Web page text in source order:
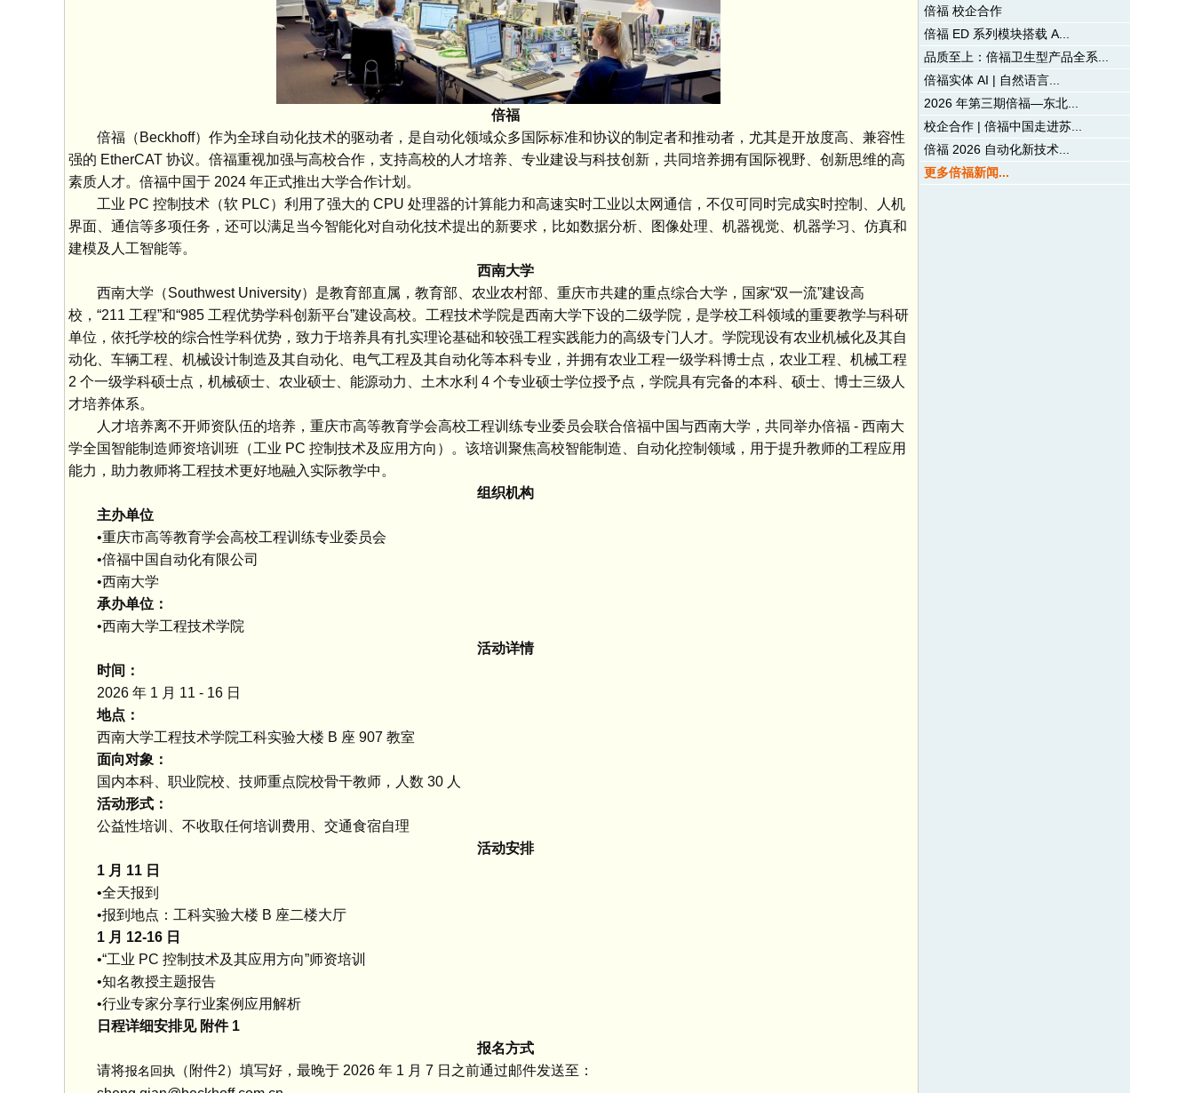
倍福
倍福（Beckhoff）作为全球自动化技术的驱动者，是自动化领域众多国际标准和协议的制定者和推动者，尤其是开放度高、兼容性
强的 EtherCAT 协议。倍福重视加强与高校合作，支持高校的人才培养、专业建设与科技创新，共同培养拥有国际视野、创新思维的高
素质人才。倍福中国于 2024 年正式推出大学合作计划。
工业 PC 控制技术（软 PLC）利用了强大的 CPU 处理器的计算能力和高速实时工业以太网通信，不仅可同时完成实时控制、人机
界面、通信等多项任务，还可以满足当今智能化对自动化技术提出的新要求，比如数据分析、图像处理、机器视觉、机器学习、仿真和
建模及人工智能等。
西南大学
西南大学（Southwest University）是教育部直属，教育部、农业农村部、重庆市共建的重点综合大学，国家“双一流”建设高
校，“211 工程”和“985 工程优势学科创新平台”建设高校。工程技术学院是西南大学下设的二级学院，是学校工科领域的重要教学与科研
单位，依托学校的综合性学科优势，致力于培养具有扎实理论基础和较强工程实践能力的高级专门人才。学院现设有农业机械化及其自
动化、车辆工程、机械设计制造及其自动化、电气工程及其自动化等本科专业，并拥有农业工程一级学科博士点，农业工程、机械工程
2 个一级学科硕士点，机械硕士、农业硕士、能源动力、土木水利 4 个专业硕士学位授予点，学院具有完备的本科、硕士、博士三级人
才培养体系。
人才培养离不开师资队伍的培养，重庆市高等教育学会高校工程训练专业委员会联合倍福中国与西南大学，共同举办倍福 - 西南大
学全国智能制造师资培训班（工业 PC 控制技术及应用方向）。该培训聚焦高校智能制造、自动化控制领域，用于提升教师的工程应用
能力，助力教师将工程技术更好地融入实际教学中。
组织机构
主办单位
•重庆市高等教育学会高校工程训练专业委员会
•倍福中国自动化有限公司
•西南大学
承办单位：
•西南大学工程技术学院
活动详情
时间：
2026 年 1 月 11 - 16 日
地点：
西南大学工程技术学院工科实验大楼 B 座 907 教室
面向对象：
国内本科、职业院校、技师重点院校骨干教师，人数 30 人
活动形式：
公益性培训、不收取任何培训费用、交通食宿自理
活动安排
1 月 11 日
•全天报到
•报到地点：工科实验大楼 B 座二楼大厅
1 月 12-16 日
•“工业 PC 控制技术及其应用方向”师资培训
•知名教授主题报告
•行业专家分享行业案例应用解析
日程详细安排见 附件 1
报名方式
请将报名回执
（附件2）填写好，最晚于 2026 年 1 月 7 日之前通过邮件发送至：
倍福 校企合作
倍福 ED 系列模块搭载 A...
品质至上：倍福卫生型产品全系...
倍福实体 AI | 自然语言...
2026 年第三期倍福—东北...
校企合作 | 倍福中国走进苏...
倍福 2026 自动化新技术...
更多倍福新闻...